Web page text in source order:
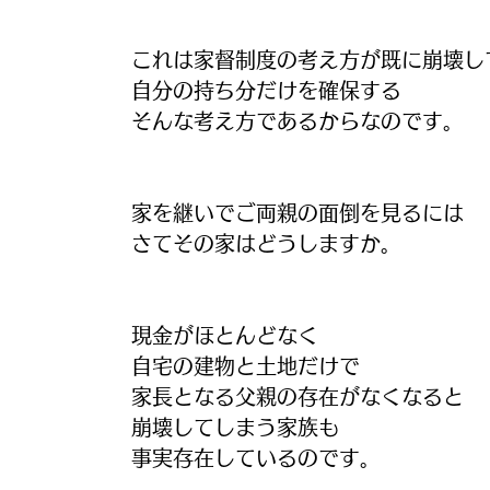
これは家督制度の考え方が既に崩壊し
自分の持ち分だけを確保する
そんな考え方であるからなのです。
家を継いでご両親の面倒を見るには
さてその家はどうしますか。
現金がほとんどなく
自宅の建物と土地だけで
家長となる父親の存在がなくなると
崩壊してしまう家族も
事実存在しているのです。